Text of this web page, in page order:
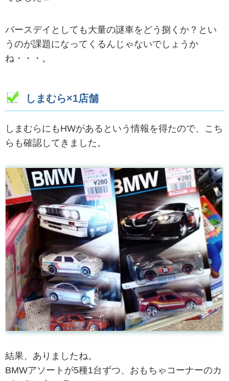
バースデイとしても大量の謎車をどう捌くか？とい
うのが課題になってくるんじゃないでしょうか
ね・・・。
しまむら×1店舗
しまむらにもHWがあるという情報を得たので、こち
らも確認してきました。
結果、ありましたね。
BMWアソートが5種1台ずつ、おもちゃコーナーのカ